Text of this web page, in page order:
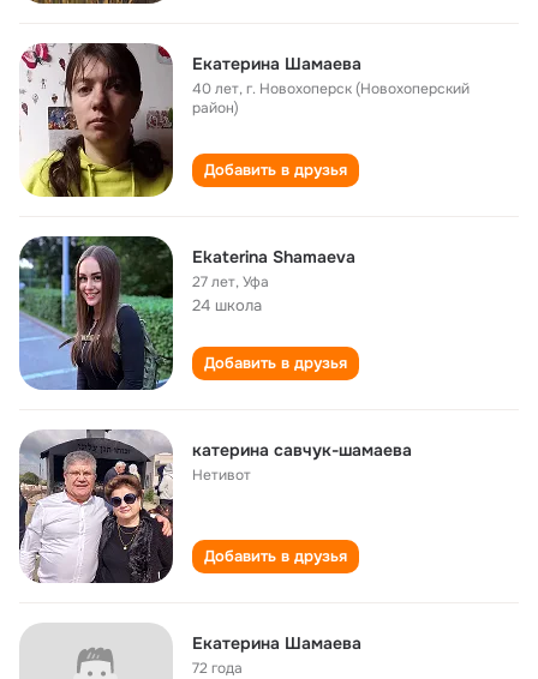
Екатерина Шамаева
40 лет,г. Новохоперск (Новохоперский
район)
Добавить в друзья
Ekaterina Shamaeva
27 лет,Уфа
24 школа
Добавить в друзья
катерина савчук-шамаева
Нетивот
Добавить в друзья
Екатерина Шамаева
72 года